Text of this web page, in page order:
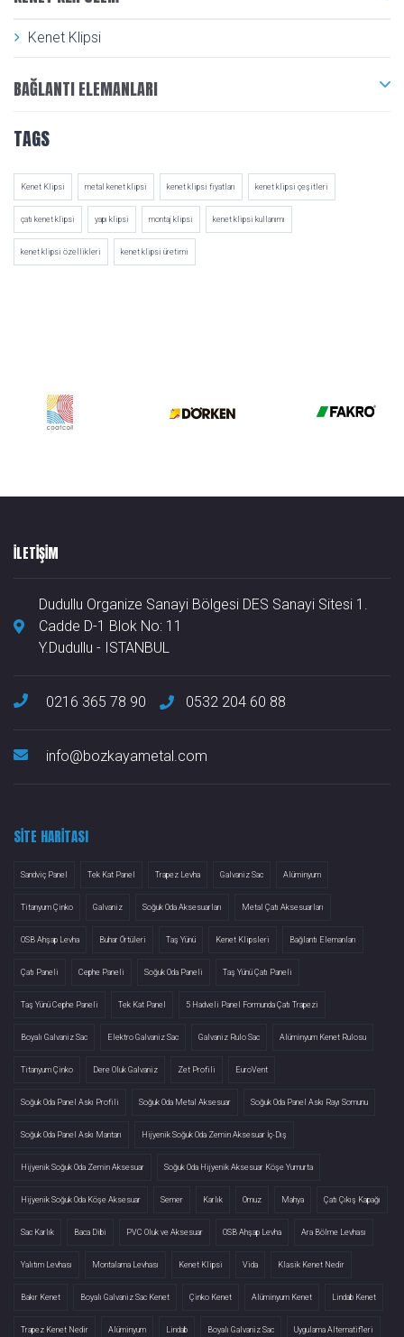
Kenet Klipsi
BAĞLANTI ELEMANLARI
TAGS
Kenet Klipsi metal kenet klipsi kenet klipsi fiyatları kenet klipsi çeşitleri
çatı kenet klipsi yapı klipsi montaj klipsi kenet klipsi kullanımı
kenet klipsi özellikleri kenet klipsi üretimi
ILETIŞIM
Dudullu Organize Sanayi Bölgesi DES Sanayi Sitesi 1.
Cadde D-1 Blok No: 11
Y.Dudullu - ISTANBUL
0216 365 78 90 0532 204 60 88
info@bozkayametal.com
SITE HARITASI
Sandviç Panel Tek Kat Panel Trapez Levha Galvaniz Sac Alüminyum
Titanyum Çinko Galvaniz Soğuk Oda Aksesuarları Metal Çatı Aksesuarları
OSB Ahşap Levha Buhar Örtüleri Taş Yünü Kenet Klipsleri Bağlantı Elemanları
Çatı Paneli Cephe Paneli Soğuk Oda Paneli Taş Yünü Çatı Paneli
Taş Yünü Cephe Paneli Tek Kat Panel 5 Hadveli Panel Formunda Çatı Trapezi
Boyalı Galvaniz Sac Elektro Galvaniz Sac Galvaniz Rulo Sac Alüminyum Kenet Rulosu
Titanyum Çinko Dere Oluk Galvaniz Zet Profili EuroVent
Soğuk Oda Panel Askı Profili Soğuk Oda Metal Aksesuar Soğuk Oda Panel Askı Rayı Somunu
Soğuk Oda Panel Askı Mantarı Hijyenik Soğuk Oda Zemin Aksesuar İç-Dış
Hijyenik Soğuk Oda Zemin Aksesuar Soğuk Oda Hijyenik Aksesuar Köşe Yumurta
Hijyenik Soğuk Oda Köşe Aksesuar Semer Karlık Omuz Mahya Çatı Çıkış Kapağı
Sac Karlık Baca Dibi PVC Oluk ve Aksesuar OSB Ahşap Levha Ara Bölme Levhası
Yalıtım Levhası Montalama Levhası Kenet Klipsi Vida Klasik Kenet Nedir
Bakır Kenet Boyalı Galvaniz Sac Kenet Çinko Kenet Alüminyum Kenet Lindab Kenet
Trapez Kenet Nedir Alüminyum Lindab Boyalı Galvaniz Sac Uygulama Alternatifleri